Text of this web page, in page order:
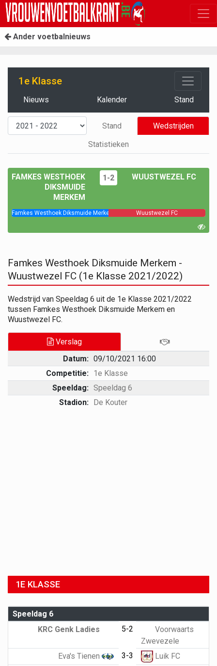
Ander voetbalnieuws
1e Klasse
Nieuws Kalender Stand
Stand
Wedstrijden
Statistieken
FAMKES WESTHOEK
DIKSMUIDE
MERKEM
1-2 WUUSTWEZEL FC
Famkes Westhoek Diksmuide Merkem Wuustwezel FC
Famkes Westhoek Diksmuide Merkem -
Wuustwezel FC (1e Klasse 2021/2022)
Wedstrijd van Speeldag 6 uit de 1e Klasse 2021/2022
tussen Famkes Westhoek Diksmuide Merkem en
Wuustwezel FC.
Verslag
Datum: 09/10/2021 16:00
Competitie: 1e Klasse
Speeldag: Speeldag 6
Stadion: De Kouter
1E KLASSE
Speeldag 6
KRC Genk Ladies
5-2
Voorwaarts
Zwevezele
Eva's Tienen
3-3
Luik FC